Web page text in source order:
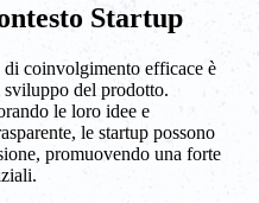
Startup
di coinvolgimento efficace è
del prodotto.
le loro idee e
le startup possono
promuovendo una forte